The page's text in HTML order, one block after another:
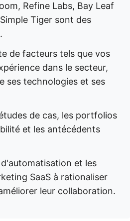
Refine Labs, Bay Leaf
Tiger sont des
de facteurs tels que vos
dans le secteur,
ses technologies et ses
de cas, les portfolios
et les antécédents
et les
SaaS à rationaliser
leur collaboration.